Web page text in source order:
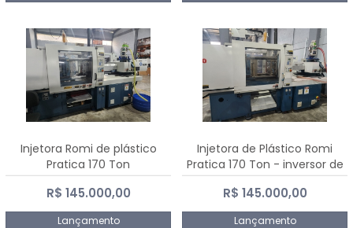
Injetora Romi de plástico
Pratica 170 Ton
R$ 145.000,00
Lançamento
Injetora de Plástico Romi
Pratica 170 Ton - inversor de
frequência NR 12
R$ 145.000,00
Lançamento